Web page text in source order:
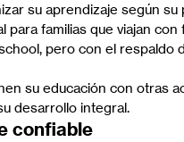
su aprendizaje según
familias que viajan con
pero con el respaldo
su educación con otras
desarrollo integral.
confiable